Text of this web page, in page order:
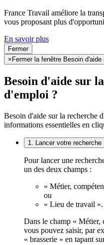
France Travail améliore la
vous proposant plus
En savoir plus
Fermer
× Fermer la fenêtre Besoin
Besoin d'aide sur
d'emploi ?
Besoin d'aide sur la recherche
informations essentielles en
1. Lancer votre recherche
Pour lancer une
un des deux champs :
« Métier,
ou
« Lieu de travail ».
Dans le champ « Métier,
vous pouvez saisir, par
« brasserie » en tapant